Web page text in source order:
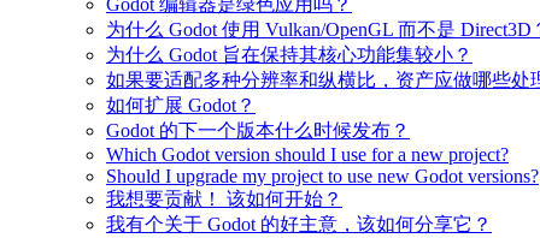
Godot 编辑器是绿色应用吗？
为什么 Godot 使用 Vulkan/OpenGL 而不是 Direct3D
为什么 Godot 旨在保持其核心功能集较小？
如果要适配多种分辨率和纵横比，资产应做哪些处
如何扩展 Godot？
Godot 的下一个版本什么时候发布？
Which Godot version should I use for a new project?
Should I upgrade my project to use new Godot versions?
我想要贡献！ 该如何开始？
我有个关于 Godot 的好主意，该如何分享它？